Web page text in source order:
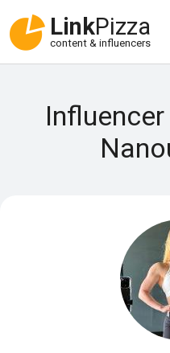
LinkPizza
content & influencers